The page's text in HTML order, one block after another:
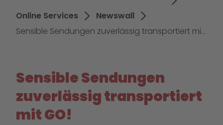
Online Services
Newswall
Sensible Sendungen zuverlässig transportiert mit GO!
Sensible Sendungen
zuverlässig transportiert
mit GO!